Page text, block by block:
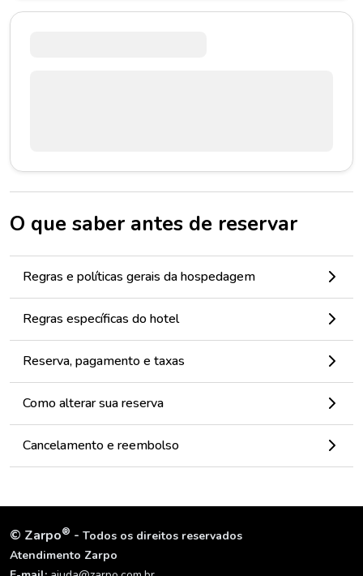
O que saber antes de reservar
Regras e políticas gerais da hospedagem
Regras específicas do hotel
Reserva, pagamento e taxas
Como alterar sua reserva
Cancelamento e reembolso
© Zarpo® - Todos os direitos reservados
Atendimento Zarpo